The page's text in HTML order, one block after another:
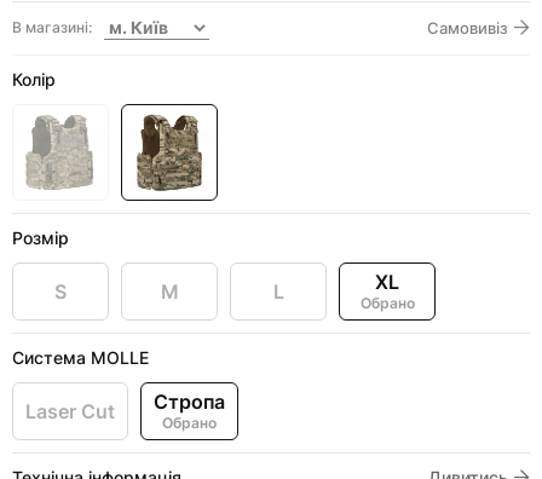
В магазині: Самовивіз
Колір
Розмір
S M L XL
Обрано
Система MOLLE
Laser Cut Стропа
Обрано